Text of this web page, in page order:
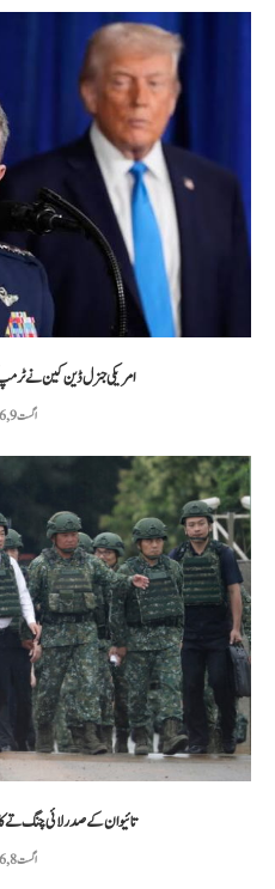
امریکی جنرل ڈین کین نے
اگست 9, 2026
تائیوان کے صدر لائی چنگ تے
اگست 8, 2026